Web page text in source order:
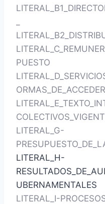
PUESTO
LITERAL_G-
LITERAL_H-
UBERNAMENTALES
LITERAL_I-